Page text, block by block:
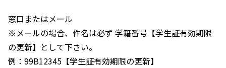
窓口またはメール
※メールの場合、件名は必ず 学籍番号【学生証有効期限
の更新】として下さい。
例：99B12345【学生証有効期限の更新】